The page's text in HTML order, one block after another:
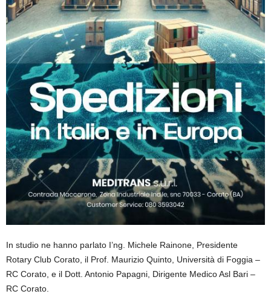
In studio ne hanno parlato I’ng. Michele Rainone, Presidente
Rotary Club Corato, il Prof. Maurizio Quinto, Università di Foggia –
RC Corato, e il Dott. Antonio Papagni, Dirigente Medico Asl Bari –
RC Corato.